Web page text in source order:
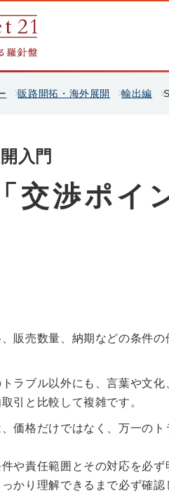
販路開拓・海外展開 輸出編
入門
交渉ポイ
販売数量、納期などの条件
ラブル以外にも、言葉や文
引と比較して複雑です。
価格だけではなく、万一の
や責任範囲とその対応を必ず
かり理解できるまで必ず確認